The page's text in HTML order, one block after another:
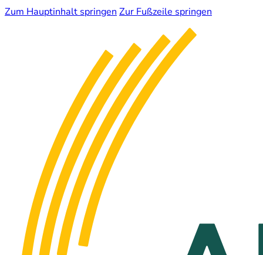
Zum Hauptinhalt springen Zur Fußzeile springen